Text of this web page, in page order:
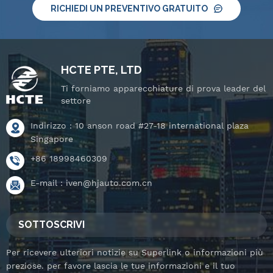
RICHIEDI UN PREVENTIVO GRATUITO
HCTE PTE, LTD
Ti forniamo apparecchiature di prova leader del
settore
Indirizzo : 10 anson road #27-18 international plaza
Singapore
+86 18998460309
E-mail :iven@hjauto.com.cn
SOTTOSCRIVI
Per ricevere ulteriori notizie su Superlink o informazioni più
preziose. per favore lascia le tue informazioni e il tuo